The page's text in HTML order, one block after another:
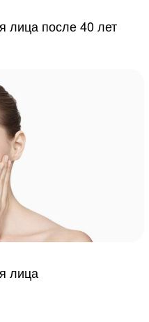
лица после 40 лет
лица